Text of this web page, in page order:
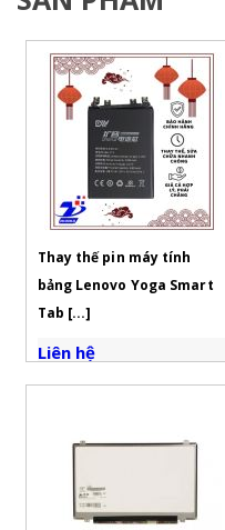
Thay thế pin máy tính
bảng Lenovo Yoga Smart
Tab [...]
Liên hệ
và chế độ hậu mãi cực